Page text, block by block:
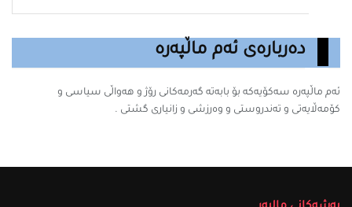
دەربارەی ئەم ماڵپەرە
ئەم ماڵپەرە سه‌كۆیه‌كه‌ بۆ بابه‌ته‌ گه‌رمه‌كانى رۆژ و هەواڵی سیاسی و
کۆمەڵایەتی و تەندروستی و وەرزشی و زانیارى گشتى .